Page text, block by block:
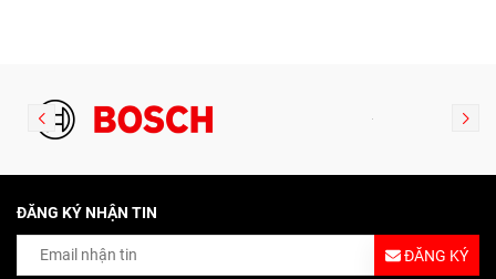
ĐĂNG KÝ NHẬN TIN
ĐĂNG KÝ